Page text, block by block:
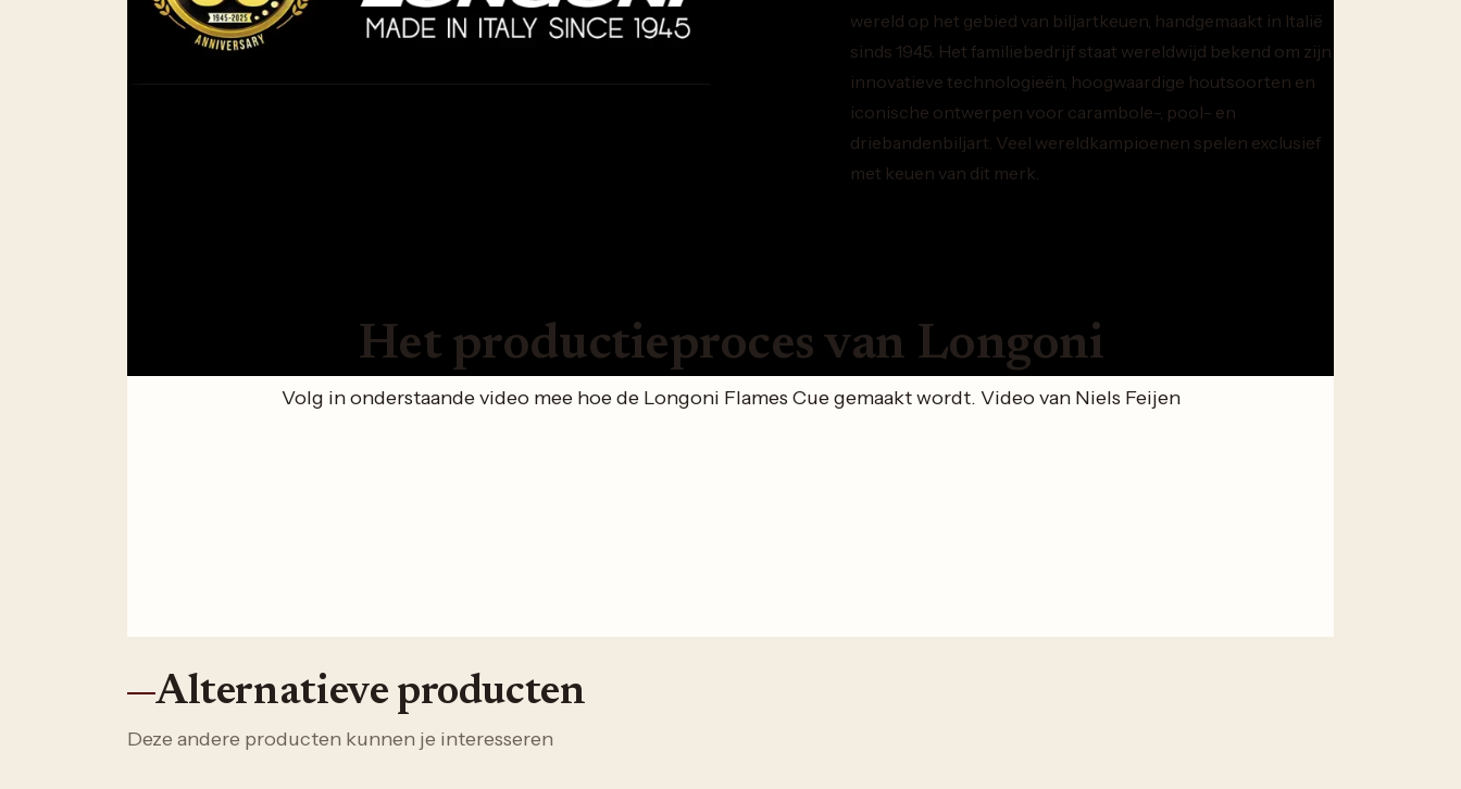
wereld op het gebied van biljartkeuen, handgemaakt in Italië
sinds 1945. Het familiebedrijf staat wereldwijd bekend om zijn
innovatieve technologieën, hoogwaardige houtsoorten en
iconische ontwerpen voor carambole-, pool- en
driebandenbiljart. Veel wereldkampioenen spelen exclusief
met keuen van dit merk.
Het productieproces van Longoni
Volg in onderstaande video mee hoe de Longoni Flames Cue gemaakt wordt. Video van Niels Feijen
Alternatieve producten
Deze andere producten kunnen je interesseren